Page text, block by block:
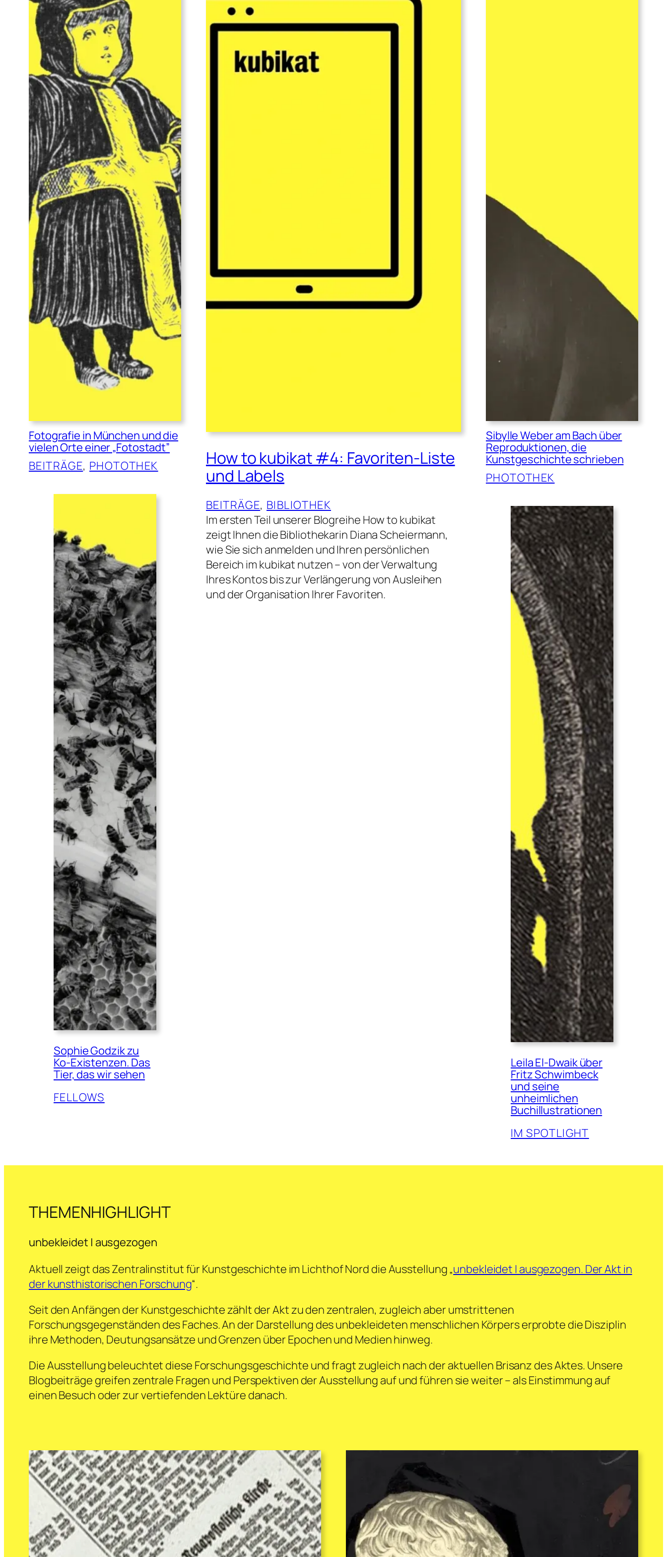
Fotografie in München und die
vielen Orte einer „Fotostadt”
BEITRÄGE, PHOTOTHEK
Sophie Godzik zu
Ko-Existenzen. Das
Tier, das wir sehen
FELLOWS
How to kubikat #4: Favoriten-Liste
und Labels
BEITRÄGE, BIBLIOTHEK
Im ersten Teil unserer Blogreihe How to kubikat
zeigt Ihnen die Bibliothekarin Diana Scheiermann,
wie Sie sich anmelden und Ihren persönlichen
Bereich im kubikat nutzen – von der Verwaltung
Ihres Kontos bis zur Verlängerung von Ausleihen
und der Organisation Ihrer Favoriten.
Sibylle Weber am Bach über
Reproduktionen, die
Kunstgeschichte schrieben
PHOTOTHEK
Leila El-Dwaik über
Fritz Schwimbeck
und seine
unheimlichen
Buchillustrationen
IM SPOTLIGHT
THEMENHIGHLIGHT
unbekleidet | ausgezogen
Aktuell zeigt das Zentralinstitut für Kunstgeschichte im Lichthof Nord die Ausstellung „unbekleidet | ausgezogen. Der Akt in
der kunsthistorischen Forschung“.
Seit den Anfängen der Kunstgeschichte zählt der Akt zu den zentralen, zugleich aber umstrittenen
Forschungsgegenständen des Faches. An der Darstellung des unbekleideten menschlichen Körpers erprobte die Disziplin
ihre Methoden, Deutungsansätze und Grenzen über Epochen und Medien hinweg.
Die Ausstellung beleuchtet diese Forschungsgeschichte und fragt zugleich nach der aktuellen Brisanz des Aktes. Unsere
Blogbeiträge greifen zentrale Fragen und Perspektiven der Ausstellung auf und führen sie weiter – als Einstimmung auf
einen Besuch oder zur vertiefenden Lektüre danach.